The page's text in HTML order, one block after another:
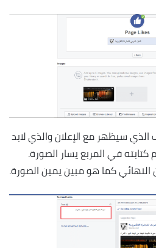
سيظهر مع الإعلان والذي لابد
كتابته في المربع يسار الصورة.
كما هو مبين يمين الصورة.